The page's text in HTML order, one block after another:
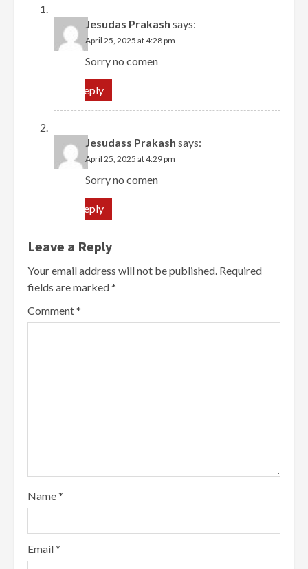
Jesudas Prakash says:
April 25, 2025 at 4:28 pm
Sorry no comen
Reply
Jesudass Prakash says:
April 25, 2025 at 4:29 pm
Sorry no comen
Reply
Leave a Reply
Your email address will not be published. Required
fields are marked*
Comment*
Name*
Email*